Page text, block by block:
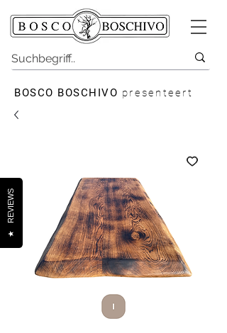
BOSCO BOSCHIVO presenteert
★
REVIEWS